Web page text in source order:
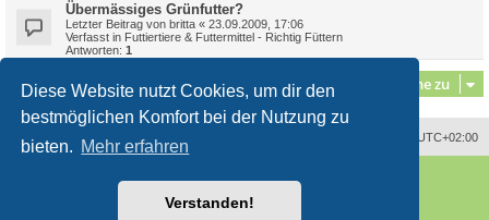
Diese Website nutzt Cookies, um dir den
bestmöglichen Komfort bei der Nutzung zu
bieten. Mehr erfahren
Verstanden!
Übermässiges Grünfutter?
Letzter Beitrag von britta « 23.09.2009, 17:06
Verfasst in Futtiertiere & Futtermittel - Richtig Füttern
Antworten: 1
Gehe zu
UTC+02:00
2017